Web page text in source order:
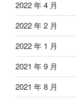
2022 年 4 月
2022 年 2 月
2022 年 1 月
2021 年 9 月
2021 年 8 月